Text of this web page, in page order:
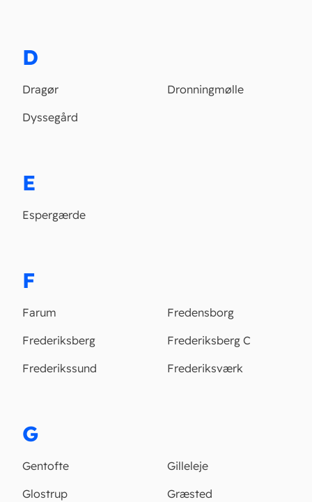
D
Dragør
Dronningmølle
Dyssegård
E
Espergærde
F
Farum
Fredensborg
Frederiksberg
Frederiksberg C
Frederikssund
Frederiksværk
G
Gentofte
Gilleleje
Glostrup
Græsted